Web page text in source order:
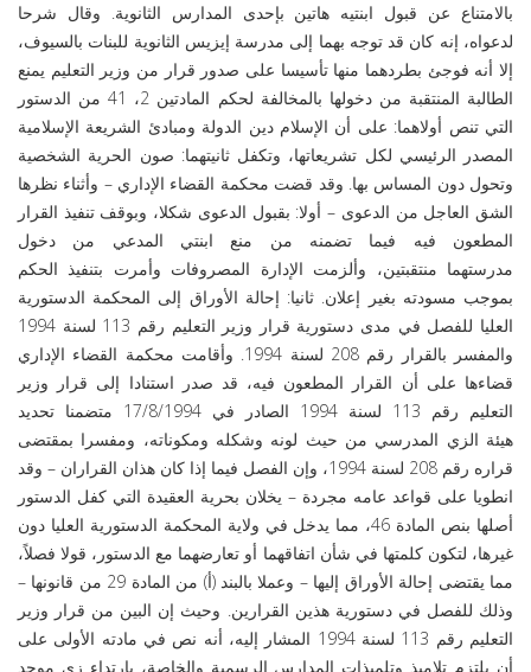
بالامتناع عن قبول ابنتيه هاتين بإحدى المدارس الثانوية. وقال شرحا
لدعواه، إنه كان قد توجه بهما إلى مدرسة إيزيس الثانوية للبنات بالسيوف،
إلا أنه فوجئ بطردهما منها تأسيسا على صدور قرار من وزير التعليم يمنع
الطالبة المنتقبة من دخولها بالمخالفة لحكم المادتين 2، 41 من الدستور
التي تنص أولاهما: على أن الإسلام دين الدولة ومبادئ الشريعة الإسلامية
المصدر الرئيسي لكل تشريعاتها، وتكفل ثانيتهما: صون الحرية الشخصية
وتحول دون المساس بها. وقد قضت محكمة القضاء الإداري – وأثناء نظرها
الشق العاجل من الدعوى – أولا: بقبول الدعوى شكلا، وبوقف تنفيذ القرار
المطعون فيه فيما تضمنه من منع ابنتي المدعي من دخول
مدرستهما منتقبتين، وألزمت الإدارة المصروفات وأمرت بتنفيذ الحكم
بموجب مسودته بغير إعلان. ثانيا: إحالة الأوراق إلى المحكمة الدستورية
العليا للفصل في مدى دستورية قرار وزير التعليم رقم 113 لسنة 1994
والمفسر بالقرار رقم 208 لسنة 1994. وأقامت محكمة القضاء الإداري
قضاءها على أن القرار المطعون فيه، قد صدر استنادا إلى قرار وزير
التعليم رقم 113 لسنة 1994 الصادر في 17/8/1994 متضمنا تحديد
هيئة الزي المدرسي من حيث لونه وشكله ومكوناته، ومفسرا بمقتضى
قراره رقم 208 لسنة 1994، وإن الفصل فيما إذا كان هذان القراران – وقد
انطويا على قواعد عامه مجردة – يخلان بحرية العقيدة التي كفل الدستور
أصلها بنص المادة 46، مما يدخل في ولاية المحكمة الدستورية العليا دون
غيرها، لتكون كلمتها في شأن اتفاقهما أو تعارضهما مع الدستور، قولا فصلاً،
مما يقتضى إحالة الأوراق إليها – وعملا بالبند (أ) من المادة 29 من قانونها –
وذلك للفصل في دستورية هذين القرارين. وحيث إن البين من قرار وزير
التعليم رقم 113 لسنة 1994 المشار إليه، أنه نص في مادته الأولى على
أن يلتزم تلاميذ وتلميذات المدارس الرسمية والخاصة، بارتداء زي موحد